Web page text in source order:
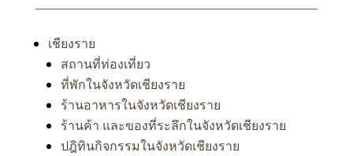
เชียงราย
สถานที่ท่องเที่ยว
ที่พักในจังหวัดเชียงราย
ร้านอาหารในจังหวัดเชียงราย
ร้านค้า และของที่ระลึกในจังหวัดเชียงราย
ปฎิทินกิจกรรมในจังหวัดเชียงราย